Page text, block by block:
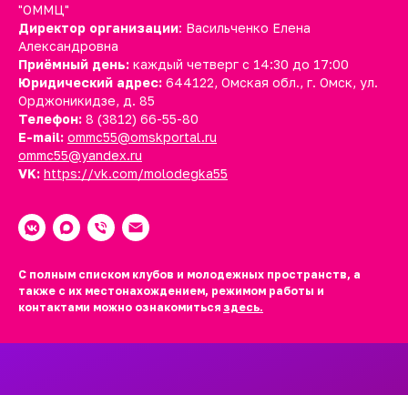
"ОММЦ"
Директор организации: Васильченко Елена
Александровна
Приёмный день: каждый четверг с 14:30 до 17:00
Юридический адрес: 644122, Омская обл., г. Омск, ул.
Орджоникидзе, д. 85
Телефон: 8 (3812) 66-55-80
E-mail: ommc55@omskportal.ru
ommc55@yandex.ru
VK: https://vk.com/molodegka55
С полным списком клубов и молодежных пространств, а
также с их местонахождением, режимом работы и
контактами можно ознакомиться здесь.